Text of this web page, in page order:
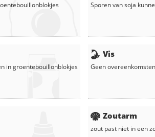
ingroentebouillonblokjes
Sporen van soja
Vis
Geen
Zoutarm
zout past niet in een